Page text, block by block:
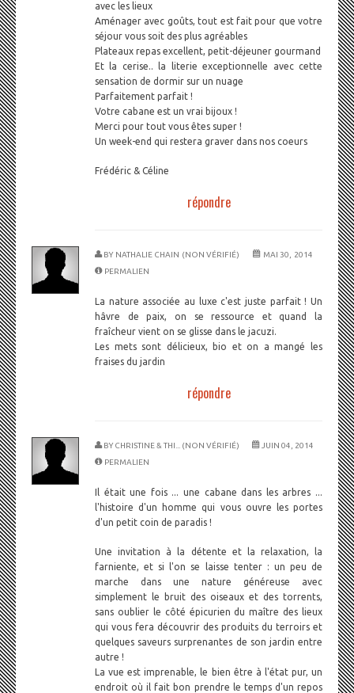
avec les lieux
Aménager avec goûts, tout est fait pour que votre
séjour vous soit des plus agréables
Plateaux repas excellent, petit-déjeuner gourmand
Et la cerise.. la literie exceptionnelle avec cette
sensation de dormir sur un nuage
Parfaitement parfait !
Votre cabane est un vrai bijoux !
Merci pour tout vous êtes super !
Un week-end qui restera graver dans nos coeurs
Frédéric & Céline
répondre
BY NATHALIE CHAIN (NON VÉRIFIÉ)
MAI 30, 2014
PERMALIEN
La nature associée au luxe c'est juste parfait ! Un
hâvre de paix, on se ressource et quand la
fraîcheur vient on se glisse dans le jacuzi.
Les mets sont délicieux, bio et on a mangé les
fraises du jardin
répondre
BY CHRISTINE & THI... (NON VÉRIFIÉ)
JUIN 04, 2014
PERMALIEN
Il était une fois ... une cabane dans les arbres ...
l'histoire d'un homme qui vous ouvre les portes
d'un petit coin de paradis !
Une invitation à la détente et la relaxation, la
farniente, et si l'on se laisse tenter : un peu de
marche dans une nature généreuse avec
simplement le bruit des oiseaux et des torrents,
sans oublier le côté épicurien du maître des lieux
qui vous fera découvrir des produits du terroirs et
quelques saveurs surprenantes de son jardin entre
autre !
La vue est imprenable, le bien être à l'état pur, un
endroit où il fait bon prendre le temps d'un repos